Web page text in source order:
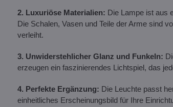
2. Luxuriöse Materialien: Die Lampe ist aus
Die Schalen, Vasen und Teile der Arme sind
verleiht.
3. Unwiderstehlicher Glanz und Funkeln:
erzeugen ein faszinierendes Lichtspiel, das
4. Perfekte Ergänzung: Die Leuchte passt
einheitliches Erscheinungsbild für Ihre